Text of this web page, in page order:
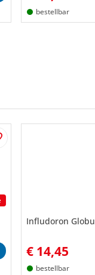
bestellbar
Infludoron
€ 14,45
bestellbar